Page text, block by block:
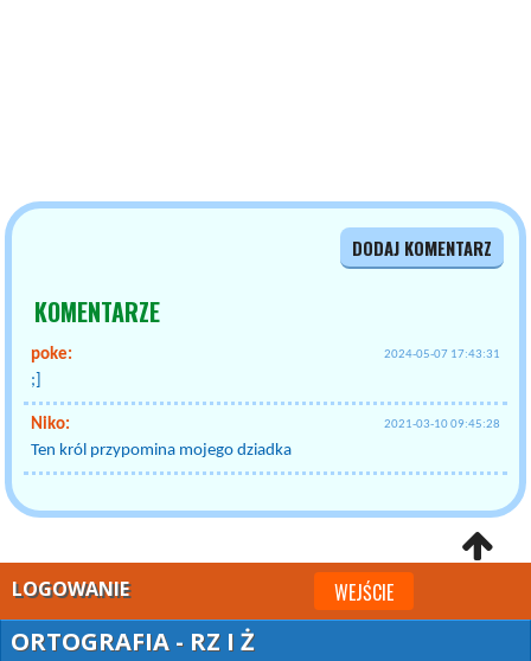
DODAJ KOMENTARZ
KOMENTARZE
poke: 2024-05-07 17:43:31
;]
Niko: 2021-03-10 09:45:28
Ten król przypomina mojego dziadka
LOGOWANIE WEJŚCIE
ORTOGRAFIA - RZ I Ż